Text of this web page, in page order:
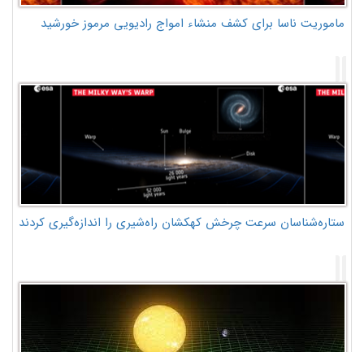
ماموریت ناسا برای کشف منشاء امواج رادیویی مرموز خورشید
ستاره‌شناسان سرعت چرخش کهکشان راه‌شیری را اندازه‌گیری کردند